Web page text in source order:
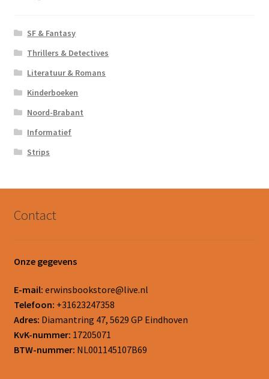
SF & Fantasy
Thrillers & Detectives
Literatuur & Romans
Kinderboeken
Noord-Brabant
Informatief
Strips
Contact
Onze gegevens
E-mail: erwinsbookstore@live.nl
Telefoon: +31623247358
Adres: Diamantring 47, 5629 GP Eindhoven
KvK-nummer: 17205071
BTW-nummer: NL001145107B69